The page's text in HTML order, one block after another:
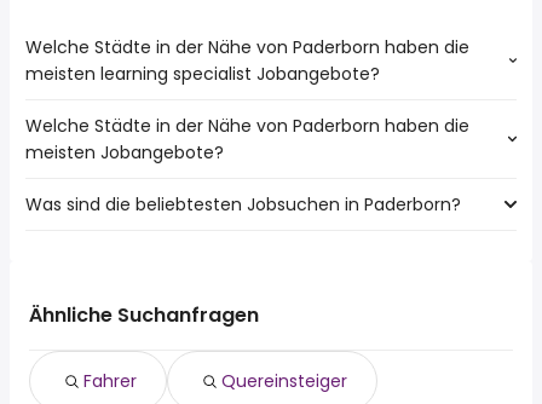
Welche Städte in der Nähe von Paderborn haben die
meisten learning specialist Jobangebote?
Städte in der Nähe von Paderborn mit den meisten
learning specialist Jobs:
Lippstadt
Welche Städte in der Nähe von Paderborn haben die
meisten Jobangebote?
10 Städte in der Nähe von Paderborn mit den meisten
Lippstadt
Geseke
Was sind die beliebtesten Jobsuchen in Paderborn?
quereinsteiger
520 euro
Ähnliche Suchanfragen
Fahrer Quereinsteiger